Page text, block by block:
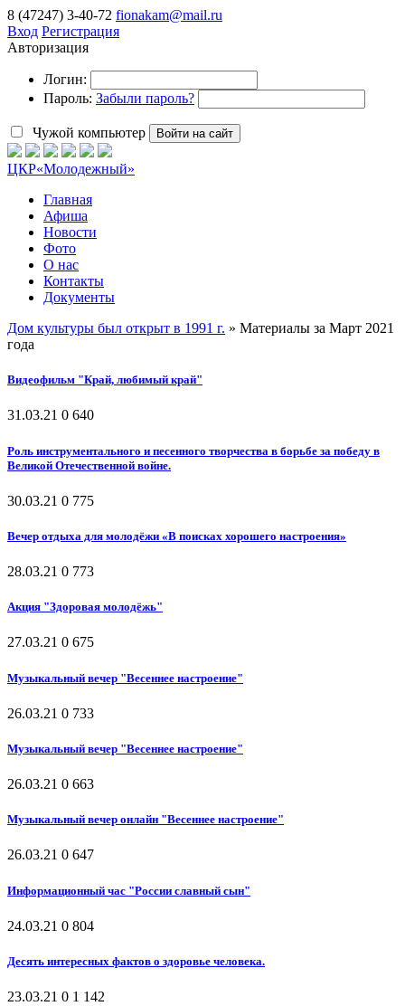
8 (47247) 3-40-72 fionakam@mail.ru
Вход Регистрация
Авторизация
Логин:
Пароль: Забыли пароль?
Чужой компьютер Войти на сайт
ЦКР«Молодежный»
Главная
Афиша
Новости
Фото
О нас
Контакты
Документы
Дом культуры был открыт в 1991 г. » Материалы за Март 2021
года
Видеофильм "Край, любимый край"
31.03.21 0 640
Роль инструментального и песенного творчества в борьбе за победу в
Великой Отечественной войне.
30.03.21 0 775
Вечер отдыха для молодёжи «В поисках хорошего настроения»
28.03.21 0 773
Акция "Здоровая молодёжь"
27.03.21 0 675
Музыкальный вечер "Весеннее настроение"
26.03.21 0 733
Музыкальный вечер "Весеннее настроение"
26.03.21 0 663
Музыкальный вечер онлайн "Весеннее настроение"
26.03.21 0 647
Информационный час "России славный сын"
24.03.21 0 804
Десять интересных фактов о здоровье человека.
23.03.21 0 1 142